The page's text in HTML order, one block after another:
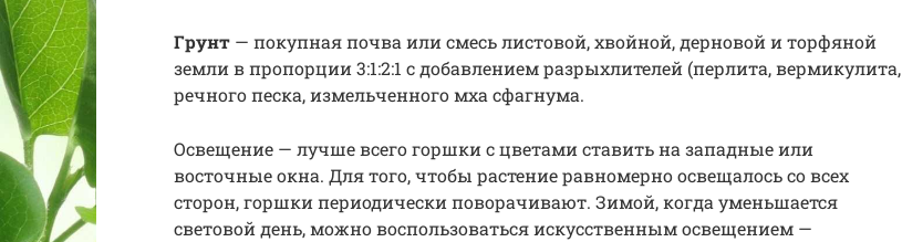
Грунт — покупная почва или смесь листовой, хвойной, дерновой и торфяной
земли в пропорции 3:1:2:1 с добавлением разрыхлителей (перлита, вермикулита,
речного песка, измельченного мха сфагнума.
Освещение — лучше всего горшки с цветами ставить на западные или
восточные окна. Для того, чтобы растение равномерно освещалось со всех
сторон, горшки периодически поворачивают. Зимой, когда уменьшается
световой день, можно воспользоваться искусственным освещением —